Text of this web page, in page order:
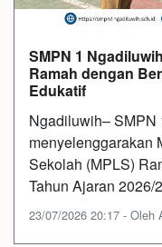
SMPN 1
Ramah dengan
Edukatif
Ngadiluwih–
menyelenggarakan
Sekolah (MPLS)
Tahun Ajaran 2026/
23/07/2026 20:17 - Oleh